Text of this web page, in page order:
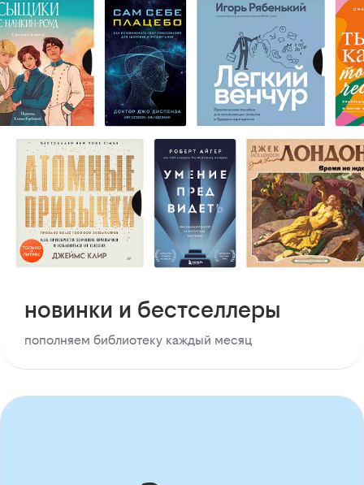
новинки и бестселлеры
пополняем библиотеку каждый месяц